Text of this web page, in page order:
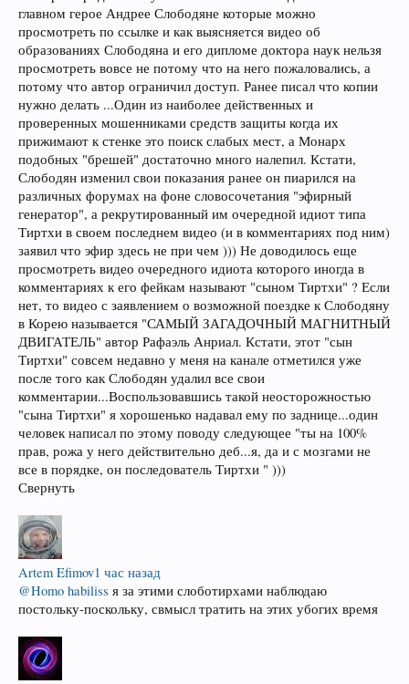
главном герое Андрее Слободяне которые можно
просмотреть по ссылке и как выясняется видео об
образованиях Слободяна и его дипломе доктора наук нельзя
просмотреть вовсе не потому что на него пожаловались, а
потому что автор ограничил доступ. Ранее писал что копии
нужно делать ...Один из наиболее действенных и
проверенных мошенниками средств защиты когда их
прижимают к стенке это поиск слабых мест, а Монарх
подобных "брешей" достаточно много налепил. Кстати,
Слободян изменил свои показания ранее он пиарился на
различных форумах на фоне словосочетания "эфирный
генератор", а рекрутированный им очередной идиот типа
Тиртхи в своем последнем видео (и в комментариях под ним)
заявил что эфир здесь не при чем ))) Не доводилось еще
просмотреть видео очередного идиота которого иногда в
комментариях к его фейкам называют "сыном Тиртхи" ? Если
нет, то видео с заявлением о возможной поездке к Слободяну
в Корею называется "САМЫЙ ЗАГАДОЧНЫЙ МАГНИТНЫЙ
ДВИГАТЕЛЬ" автор Рафаэль Анриал. Кстати, этот "сын
Тиртхи" совсем недавно у меня на канале отметился уже
после того как Слободян удалил все свои
комментарии...Воспользовавшись такой неосторожностью
"сына Тиртхи" я хорошенько надавал ему по заднице...один
человек написал по этому поводу следующее "ты на 100%
прав, рожа у него действительно деб...я, да и с мозгами не
все в порядке, он последователь Тиртхи " )))
Свернуть
Artem Efimov1 час назад
@Homo habiliss я за этими слоботирхами наблюдаю
постольку-поскольку, свмысл тратить на этих убогих время